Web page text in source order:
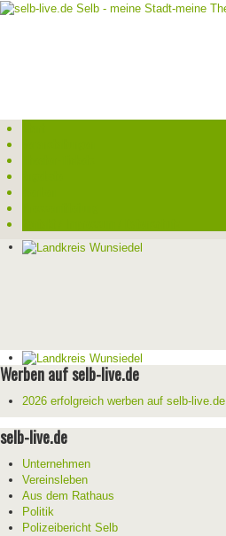
Werben auf selb-live.de
2026 erfolgreich werben auf selb-live.de
selb-live.de
Unternehmen
Vereinsleben
Aus dem Rathaus
Politik
Polizeibericht Selb